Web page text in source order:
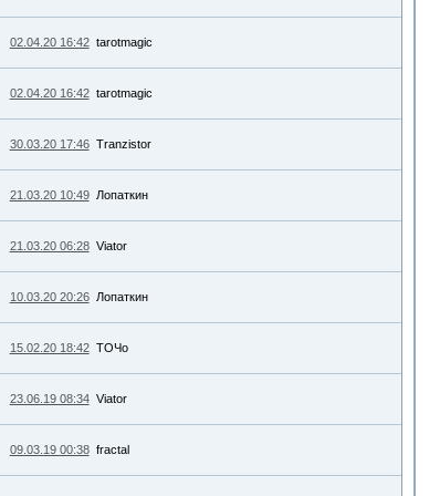
02.04.20 16:42 tarotmagic
02.04.20 16:42 tarotmagic
30.03.20 17:46 Tranzistor
21.03.20 10:49 Лопаткин
21.03.20 06:28 Viator
10.03.20 20:26 Лопаткин
15.02.20 18:42 ТОЧо
23.06.19 08:34 Viator
09.03.19 00:38 fractal